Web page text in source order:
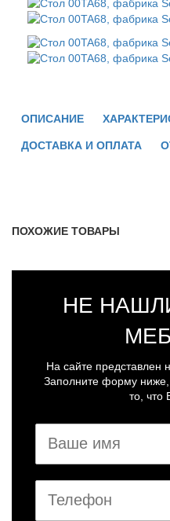
ОПИСАНИЕ
ДОСТАВКА И ОПЛАТА
ПОХОЖИЕ ТОВАРЫ
НЕ
На сайте представлен
Заполните форму
то, что